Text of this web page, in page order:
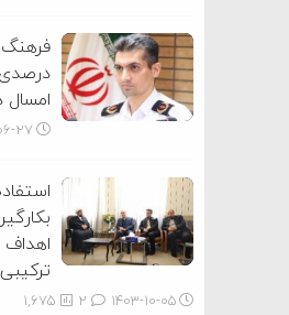
امسال
۱۴۰۳-۱۰-۰۵ 1,675